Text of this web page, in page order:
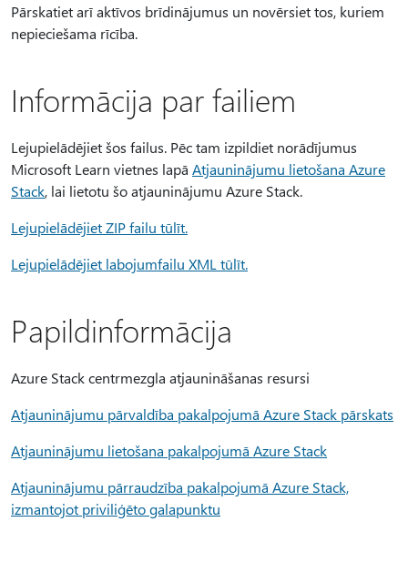
Pārskatiet arī aktīvos brīdinājumus un novērsiet tos, kuriem
nepieciešama rīcība.
Informācija par failiem
Lejupielādējiet šos failus. Pēc tam izpildiet norādījumus
Microsoft Learn vietnes lapā Atjauninājumu lietošana Azure
Stack, lai lietotu šo atjauninājumu Azure Stack.
Lejupielādējiet ZIP failu tūlīt.
Lejupielādējiet labojumfailu XML tūlīt.
Papildinformācija
Azure Stack centrmezgla atjaunināšanas resursi
Atjauninājumu pārvaldība pakalpojumā Azure Stack pārskats
Atjauninājumu lietošana pakalpojumā Azure Stack
Atjauninājumu pārraudzība pakalpojumā Azure Stack,
izmantojot priviliģēto galapunktu